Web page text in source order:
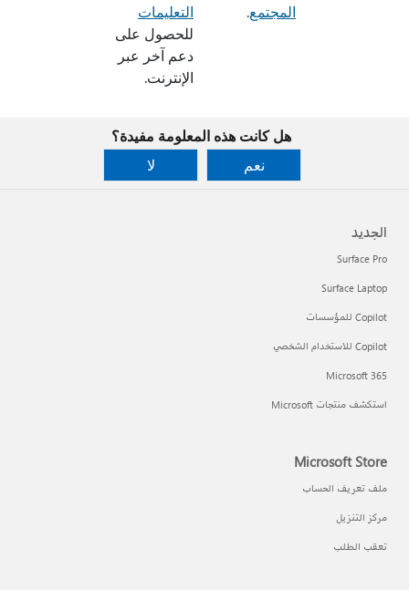
المجتمع.
التعليمات
للحصول على
دعم آخر عبر
الإنترنت.
هل كانت هذه المعلومة مفيدة؟
نعم
لا
الجديد
Surface Pro
Surface Laptop
Copilot للمؤسسات
Copilot للاستخدام الشخصي
Microsoft 365
استكشف منتجات Microsoft
Microsoft Store
ملف تعريف الحساب
مركز التنزيل
تعقب الطلب